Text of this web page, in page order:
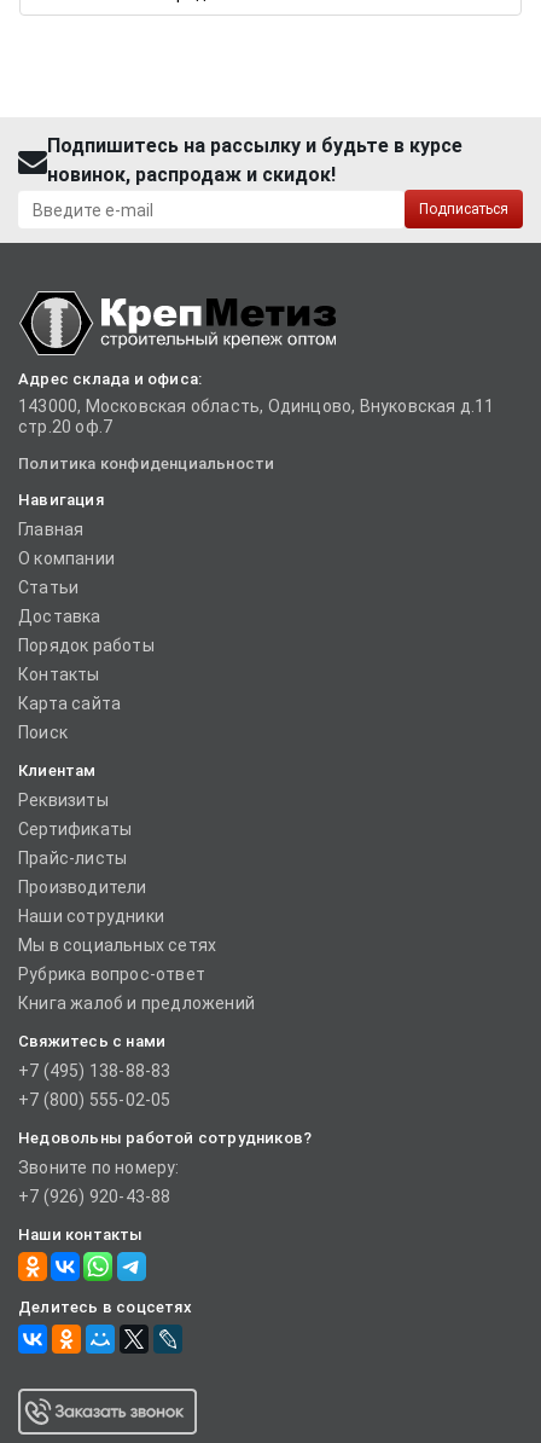
Подпишитесь на рассылку и будьте в курсе
новинок, распродаж и скидок!
Подписаться
Адрес склада и офиса:
143000, Московская область, Одинцово, Внуковская д.11
стр.20 оф.7
Политика конфиденциальности
Навигация
Главная
О компании
Статьи
Доставка
Порядок работы
Контакты
Карта сайта
Поиск
Клиентам
Реквизиты
Сертификаты
Прайс-листы
Производители
Наши сотрудники
Мы в социальных сетях
Рубрика вопрос-ответ
Книга жалоб и предложений
Свяжитесь с нами
+7 (495) 138-88-83
+7 (800) 555-02-05
Недовольны работой сотрудников?
Звоните по номеру:
+7 (926) 920-43-88
Наши контакты
Делитесь в соцсетях